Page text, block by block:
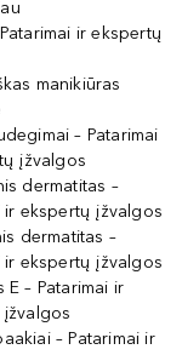
ir ekspertų
manikiūras
– Patarimai
įžvalgos
dermatitas –
ir ekspertų įžvalgos
dermatitas –
ir ekspertų įžvalgos
E – Patarimai ir
– Patarimai ir